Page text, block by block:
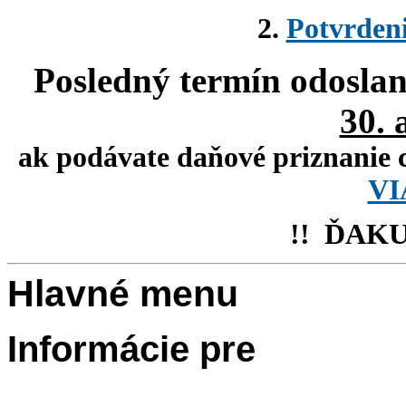
2.
Posledný termín
30.
ak podávate daňové priznanie
!!
Hlavné menu
Informácie pre